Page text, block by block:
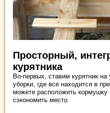
Просторный,
курятника
Во-первых, ставим курятник
уборки, где все находится в
можете расположить кормушку
сэкономить место.